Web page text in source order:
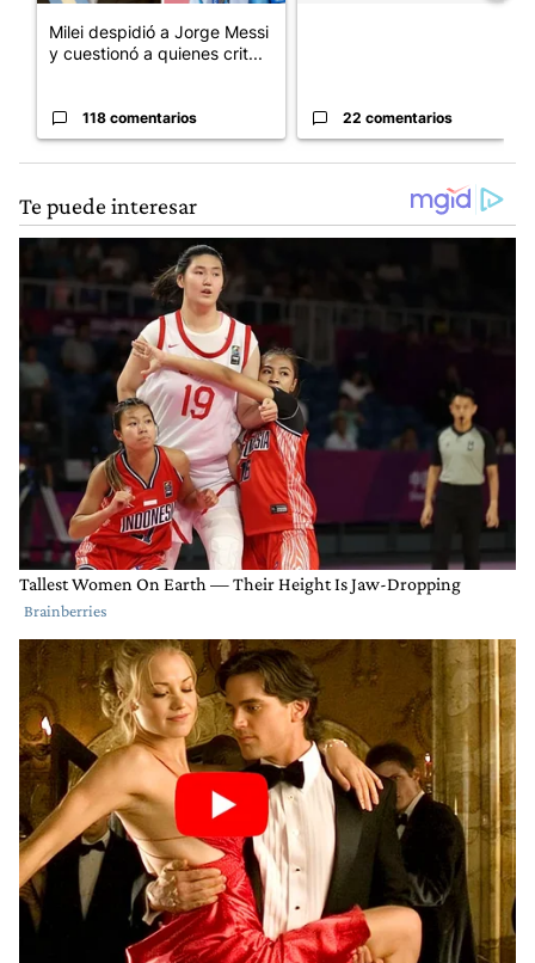
Milei despidió a Jorge Messi
y cuestionó a quienes crit...
118 comentarios 22 comentarios